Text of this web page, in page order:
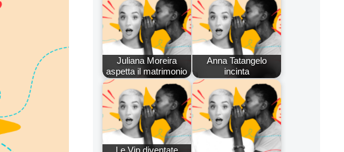
Juliana Moreira
aspetta il matrimonio
Anna Tatangelo
incinta